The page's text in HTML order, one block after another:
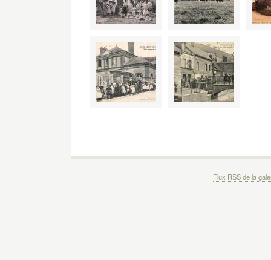
Flux RSS de la